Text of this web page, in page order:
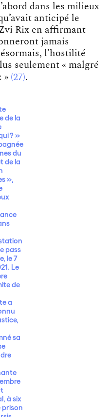
dans les milieux
anticipé le
Rix en affirmant
jamais
l’hostilité
seulement « malgré
» 27 .
de la
? »
du
de la
»,
pass
le 7
Le
de
a
sa
à six
prison